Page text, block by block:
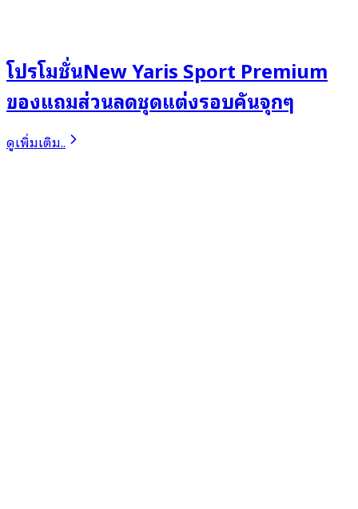
โปรโมชั่นNew Yaris Sport Premium
ของแถมส่วนลดชุดแต่งรอบคันจุกๆ
ดูเพิ่มเติม..